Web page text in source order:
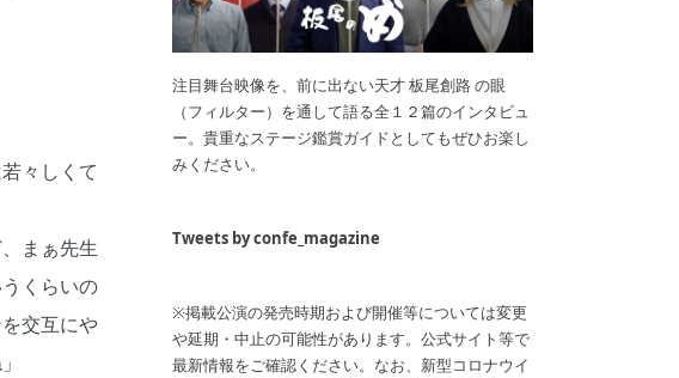
々しくて
まぁ先生
くらいの
交互にや
注目舞台映像を、前に出ない天才 板尾創路 の眼
（フィルター）を通して語る全１２篇のインタビュ
ー。貴重なステージ鑑賞ガイドとしてもぜひお楽し
みください。
Tweets by confe_magazine
※掲載公演の発売時期および開催等については変更
や延期・中止の可能性があります。公式サイト等で
最新情報をご確認ください。なお、新型コロナウイ